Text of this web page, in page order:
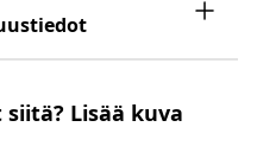
Lisää kuva